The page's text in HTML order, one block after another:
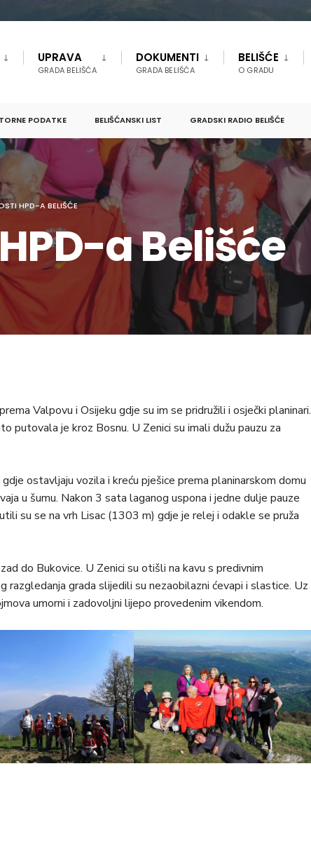
UPRAVA
GRADA BELIŠĆA
DOKUMENTI
GRADA BELIŠĆA
BELIŠĆE
O GRADU
PODATKE BELIŠĆANSKI LIST GRADSKI RADIO BELIŠĆE
HPD-A BELIŠĆE
a Belišće
Valpovu i Osijeku gdje su im se pridružili i osječki planinari.
putovala je kroz Bosnu. U Zenici su imali dužu pauzu za
ostavljaju vozila i kreću pješice prema planinarskom domu
u šumu. Nakon 3 sata laganog uspona i jedne dulje pauze
su se na vrh Lisac (1303 m) gdje je relej i odakle se pruža
do Bukovice. U Zenici su otišli na kavu s predivnim
razgledanja grada slijedili su nezaobilazni ćevapi i slastice. Uz
umorni i zadovoljni lijepo provedenim vikendom.